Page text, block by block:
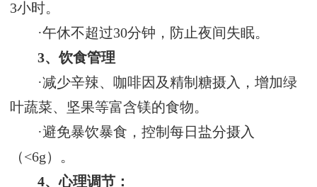
3小时‌。
·午休不超过30分钟，防止夜间失眠‌。
3、饮食管理‌
·减少辛辣、咖啡因及精制糖摄入，增加绿
叶蔬菜、坚果等富含镁的食物‌。
·避免暴饮暴食，控制每日盐分摄入
（<6g）‌。
4、心理调节‌：